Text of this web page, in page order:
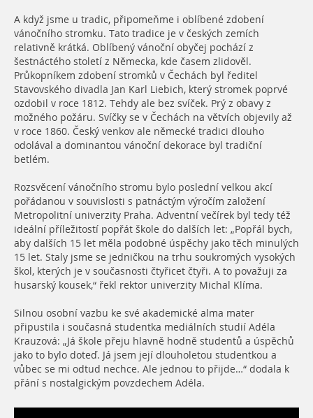
A když jsme u tradic, připomeňme i oblíbené zdobení
vánočního stromku. Tato tradice je v českých zemích
relativně krátká. Oblíbený vánoční obyčej pochází z
šestnáctého století z Německa, kde časem zlidověl.
Průkopníkem zdobení stromků v Čechách byl ředitel
Stavovského divadla Jan Karl Liebich, který stromek poprvé
ozdobil v roce 1812. Tehdy ale bez svíček. Prý z obavy z
možného požáru. Svíčky se v Čechách na větvích objevily až
v roce 1860. Český venkov ale německé tradici dlouho
odolával a dominantou vánoční dekorace byl tradiční
betlém.
Rozsvěcení vánočního stromu bylo poslední velkou akcí
pořádanou v souvislosti s patnáctým výročím založení
Metropolitní univerzity Praha. Adventní večírek byl tedy též
ideální příležitostí popřát škole do dalších let: „Popřál bych,
aby dalších 15 let měla podobné úspěchy jako těch minulých
15 let. Staly jsme se jedničkou na trhu soukromých vysokých
škol, kterých je v současnosti čtyřicet čtyři. A to považuji za
husarský kousek,“ řekl rektor univerzity Michal Klíma.
Silnou osobní vazbu ke své akademické alma mater
připustila i současná studentka mediálních studií Adéla
Krauzová: „Já škole přeju hlavně hodně studentů a úspěchů
jako to bylo doteď. Já jsem její dlouholetou studentkou a
vůbec se mi odtud nechce. Ale jednou to přijde…“ dodala k
přání s nostalgickým povzdechem Adéla.